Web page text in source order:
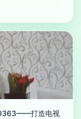
打造电视